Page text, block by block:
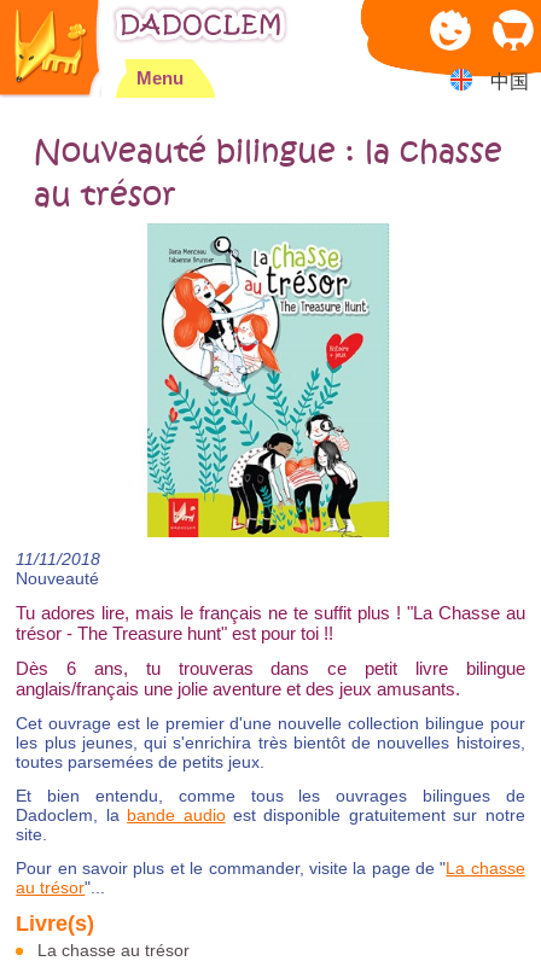
Jump to navigation
Menu 中国
Nouveauté bilingue : la chasse
au trésor
11/11/2018
Nouveauté
Tu adores lire, mais le français ne te suffit plus ! "La Chasse au
trésor - The Treasure hunt" est pour toi !!
Dès 6 ans, tu trouveras dans ce petit livre bilingue
anglais/français une jolie aventure et des jeux amusants.
Cet ouvrage est le premier d'une nouvelle collection bilingue pour
les plus jeunes, qui s'enrichira très bientôt de nouvelles histoires,
toutes parsemées de petits jeux.
Et bien entendu, comme tous les ouvrages bilingues de
Dadoclem, la bande audioest disponible gratuitement sur notre
site.
Pour en savoir plus et le commander, visite la page de "La chasse
au trésor"...
La chasse au trésor